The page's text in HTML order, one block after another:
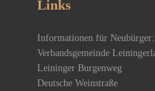
Links
Informationen für
Verbandsgemeinde
Leininger Burgenweg
Deutsche Weinstraße